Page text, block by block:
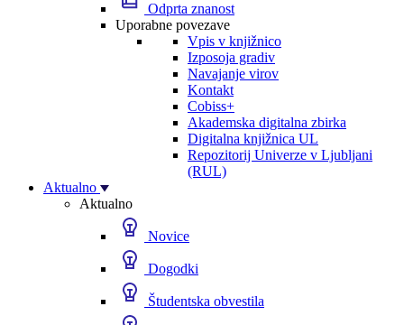
Odprta znanost
Uporabne povezave
Vpis v knjižnico
Izposoja gradiv
Navajanje virov
Kontakt
Cobiss+
Akademska digitalna zbirka
Digitalna knjižnica UL
Repozitorij Univerze v Ljubljani
(RUL)
Aktualno
Aktualno
Novice
Dogodki
Študentska obvestila